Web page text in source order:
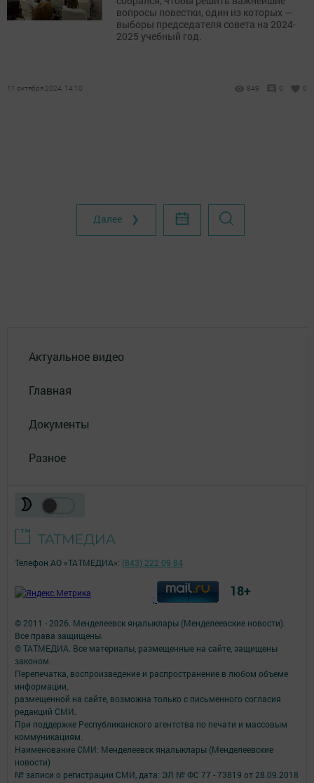
вопросы повестки, один из которых —
выборы председателя совета на 2024-
2025 учебный год.
11 октября 2024, 14:10 849 0 0
Далее ❯
Актуальное видео
Главная
Документы
Разное
© 2011 - 2026. Менделеевск яӊалыклары (Менделеевские новости).
Все права защищены.
© ТАТМЕДИА. Все материалы, размещенные на сайте, защищены
законом.
Перепечатка, воспроизведение и распространение в любом объеме
информации,
размещенной на сайте, возможна только с письменного согласия
редакций СМИ.
При поддержке Республиканского агентства по печати и массовым
коммуникациям.
Наименование СМИ: Менделеевск яӊалыклары (Менделеевские
новости)
№ записи о регистрации СМИ, дата: ЭЛ № ФС 77 - 73819 от 28.09.2018
Телефон АО «ТАТМЕДИА»: (843) 222 09 84
; 18+